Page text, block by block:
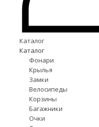
Каталог
Каталог
Фонари
Крылья
Замки
Велосипеды
Корзины
Багажники
Очки